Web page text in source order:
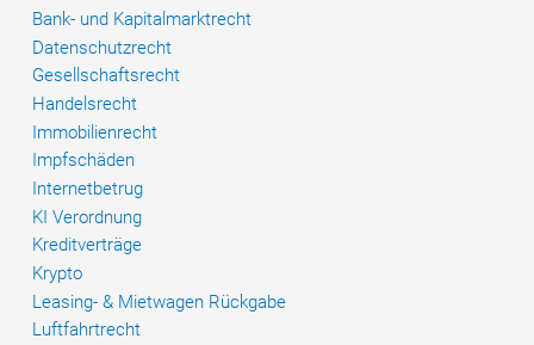
Bank- und Kapitalmarktrecht
Datenschutzrecht
Gesellschaftsrecht
Handelsrecht
Immobilienrecht
Impfschäden
Internetbetrug
KI Verordnung
Kreditverträge
Krypto
Leasing- & Mietwagen Rückgabe
Luftfahrtrecht